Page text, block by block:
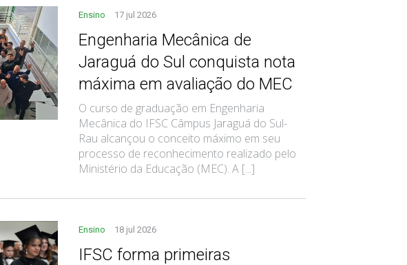
Ensino 17 jul 2026
Engenharia Mecânica de
Jaraguá do Sul conquista nota
máxima em avaliação do MEC
O curso de graduação em Engenharia
Mecânica do IFSC Câmpus Jaraguá do Sul-
Rau alcançou o conceito máximo em seu
processo de reconhecimento realizado pelo
Ministério da Educação (MEC). A [...]
Ensino 18 jul 2026
IFSC forma primeiras